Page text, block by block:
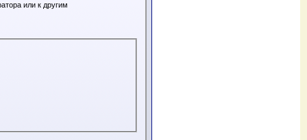
или к другим